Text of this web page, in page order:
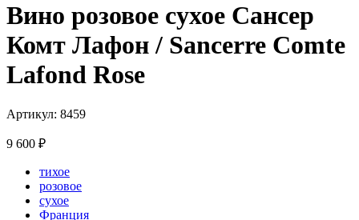
Вино розовое сухое Сансер
Комт Лафон / Sancerre Comte
Lafond Rose
Артикул: 8459
9 600 ₽
тихое
розовое
сухое
Франция